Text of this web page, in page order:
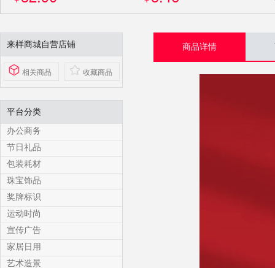
来样商城自营店铺
相关商品 收藏商品
平台分类
办公商务
节日礼品
包装耗材
珠宝饰品
奖牌标识
运动时尚
宣传广告
家居日用
艺术造景
商品详情